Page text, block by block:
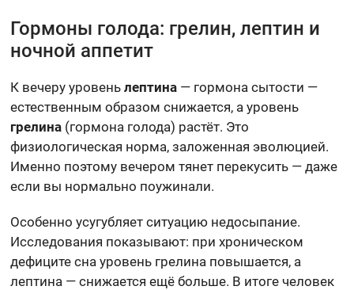
Гормоны голода: грелин, лептин и
ночной аппетит
К вечеру уровеньлептина — гормона сытости —
естественным образом снижается, а уровень
грелина (гормона голода) растёт. Это
физиологическая норма, заложенная эволюцией.
Именно поэтому вечером тянет перекусить — даже
если вы нормально поужинали.
Особенно усугубляет ситуацию недосыпание.
Исследования показывают: при хроническом
дефиците сна уровень грелина повышается, а
лептина — снижается ещё больше. В итоге человек